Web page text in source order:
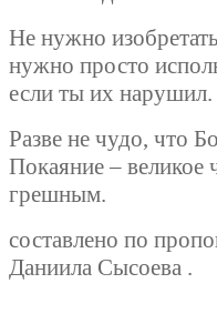
Не нужно
нужно просто
если ты их нарушил.
Разве не чудо, что
Покаяние –
грешным.
составлено по
Даниила Сысоева .